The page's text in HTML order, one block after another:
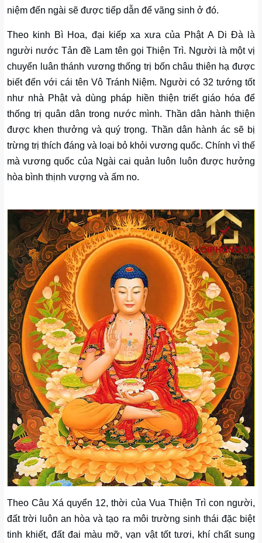
niệm đến ngài sẽ được tiếp dẫn để vãng sinh ở đó.
Theo kinh Bì Hoa, đại kiếp xa xưa của Phật A Di Đà là
người nước Tản đề Lam tên gọi Thiện Trì. Người là một vị
chuyển luân thánh vương thống trị bốn châu thiên hạ được
biết đến với cái tên Vô Tránh Niệm. Người có 32 tướng tốt
như nhà Phật và dùng pháp hiền thiện triết giáo hóa để
thống trị quân dân trong nước mình. Thần dân hành thiện
được khen thưởng và quý trọng. Thần dân hành ác sẽ bị
trừng trị thích đáng và loại bỏ khỏi vương quốc. Chính vì thế
mà vương quốc của Ngài cai quản luôn luôn được hưởng
hòa bình thịnh vượng và ấm no.
Theo Câu Xá quyển 12, thời của Vua Thiện Trì con người,
đất trời luôn an hòa và tạo ra môi trường sinh thái đặc biệt
tinh khiết, đất đai màu mỡ, vạn vật tốt tươi, khí chất sung